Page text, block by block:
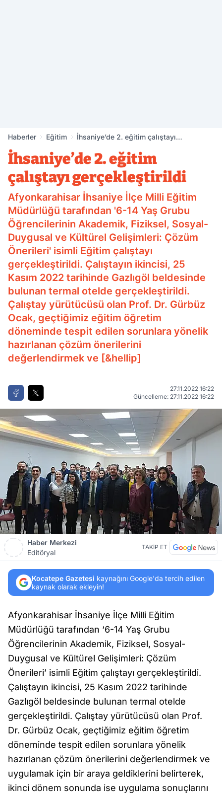
Haberler Eğitim
İhsaniye’de 2. eğitim çalıştayı
İhsaniye’de 2. eğitim
çalıştayı gerçekleştirildi
Afyonkarahisar İhsaniye İlçe Milli Eğitim
Müdürlüğü tarafından '6-14 Yaş Grubu
Öğrencilerinin Akademik, Fiziksel, Sosyal-
Duygusal ve Kültürel Gelişimleri: Çözüm
Önerileri' isimli Eğitim çalıştayı
gerçekleştirildi. Çalıştayın ikincisi, 25
Kasım 2022 tarihinde Gazlıgöl beldesinde
bulunan termal otelde gerçekleştirildi.
Çalıştay yürütücüsü olan Prof. Dr. Gürbüz
Ocak, geçtiğimiz eğitim öğretim
döneminde tespit edilen sorunlara yönelik
hazırlanan çözüm önerilerini
değerlendirmek ve [&hellip]
27.11.2022 16:22
Güncelleme: 27.11.2022 16:22
Haber Merkezi
Editöryal
TAKİP ET
Kocatepe Gazetesi kaynağını Google'da tercih edilen
kaynak olarak ekleyin!
Afyonkarahisar İhsaniye İlçe Milli Eğitim
Müdürlüğü tarafından ‘6-14 Yaş Grubu
Öğrencilerinin Akademik, Fiziksel, Sosyal-
Duygusal ve Kültürel Gelişimleri: Çözüm
Önerileri’ isimli Eğitim çalıştayı gerçekleştirildi.
Çalıştayın ikincisi, 25 Kasım 2022 tarihinde
Gazlıgöl beldesinde bulunan termal otelde
gerçekleştirildi. Çalıştay yürütücüsü olan Prof.
Dr. Gürbüz Ocak, geçtiğimiz eğitim öğretim
döneminde tespit edilen sorunlara yönelik
hazırlanan çözüm önerilerini değerlendirmek ve
uygulamak için bir araya geldiklerini belirterek,
ikinci dönem sonunda ise uygulama sonuçlarını